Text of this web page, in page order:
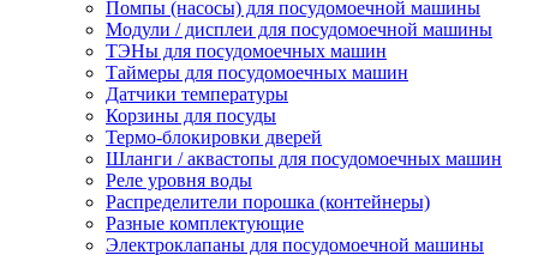
Помпы (насосы) для посудомоечной машины
Модули / дисплеи для посудомоечной машины
ТЭНы для посудомоечных машин
Таймеры для посудомоечных машин
Датчики температуры
Корзины для посуды
Термо-блокировки дверей
Шланги / аквастопы для посудомоечных машин
Реле уровня воды
Распределители порошка (контейнеры)
Разные комплектующие
Электроклапаны для посудомоечной машины